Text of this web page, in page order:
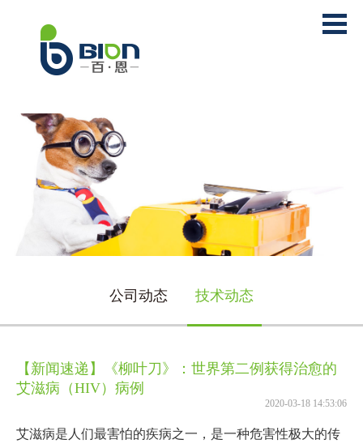
公司动态 技术动态
【新闻速递】《柳叶刀》：世界第二例获得治愈的
艾滋病（HIV）病例
2020-03-18 14:53:06
艾滋病是人们最害怕的疾病之一，是一种危害性极大的传